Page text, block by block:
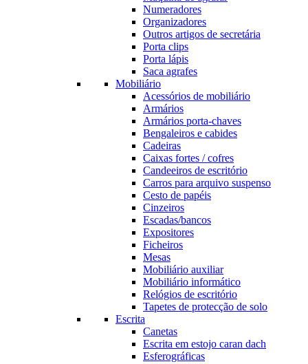
Numeradores
Organizadores
Outros artigos de secretária
Porta clips
Porta lápis
Saca agrafes
Mobiliário
Acessórios de mobiliário
Armários
Armários porta-chaves
Bengaleiros e cabides
Cadeiras
Caixas fortes / cofres
Candeeiros de escritório
Carros para arquivo suspenso
Cesto de papéis
Cinzeiros
Escadas/bancos
Expositores
Ficheiros
Mesas
Mobiliário auxiliar
Mobiliário informático
Relógios de escritório
Tapetes de protecção de solo
Escrita
Canetas
Escrita em estojo caran dach
Esferográficas